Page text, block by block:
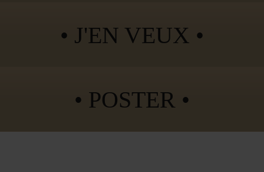
• J'EN VEUX •
• POSTER •